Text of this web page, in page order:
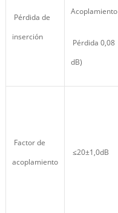
Pérdida de
inserción
Acoplamiento
Pérdida 0,08
dB)
Factor de
acoplamiento
≤20±1,0dB